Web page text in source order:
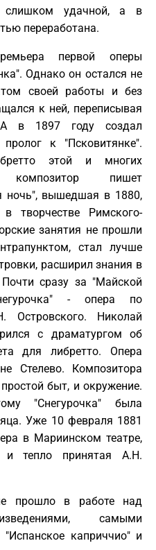
слишком удачной, а в
переработана.
первой оперы
Однако он остался не
своей работы и без
к ней, переписывая
А в 1897 году создал
к "Псковитянке".
этой и многих
пишет
ночь", вышедшая в 1880,
творчестве Римского-
занятия не прошли
стал лучше
расширил знания в
сразу за "Майской
- опера по
Островского. Николай
с драматургом об
для либретто. Опера
Стелево. Композитора
быт, и окружение.
"Снегурочка" была
Уже 10 февраля 1881
в Мариинском театре,
и тепло принятая А.Н.
прошло в работе над
самыми
каприччио" и